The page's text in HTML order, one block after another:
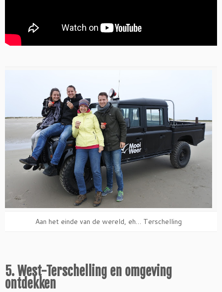
Aan het einde van de wereld, eh… Terschelling
5. West-Terschelling en omgeving
ontdekken